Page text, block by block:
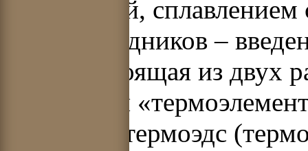
адсорбцией,
полупроводников –
цепь, состоящая из двух
называется
Величина термоэдс